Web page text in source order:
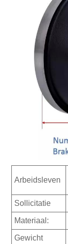
Arbeidsleven
Sollicitatie
Materiaal:
Gewicht